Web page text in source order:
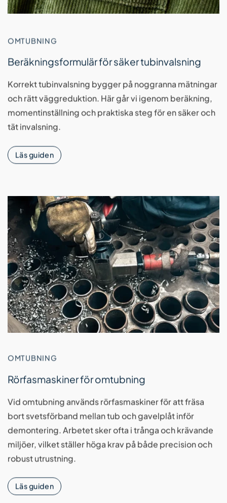
OMTUBNING
Beräkningsformulär för säker tubinvalsning
Korrekt tubinvalsning bygger på noggranna mätningar
och rätt väggreduktion. Här går vi igenom beräkning,
momentinställning och praktiska steg för en säker och
tät invalsning.
Läs guiden
OMTUBNING
Rörfasmaskiner för omtubning
Vid omtubning används rörfasmaskiner för att fräsa
bort svetsförband mellan tub och gavelplåt inför
demontering. Arbetet sker ofta i trånga och krävande
miljöer, vilket ställer höga krav på både precision och
robust utrustning.
Läs guiden